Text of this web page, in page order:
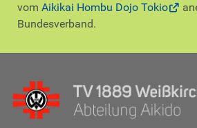
vom Aikikai Hombu Dojo Tokio
Bundesverband.